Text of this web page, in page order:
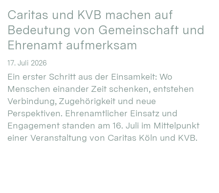
Caritas und KVB machen auf
Bedeutung von Gemeinschaft und
Ehrenamt aufmerksam
17. Juli 2026
Ein erster Schritt aus der Einsamkeit: Wo
Menschen einander Zeit schenken, entstehen
Verbindung, Zugehörigkeit und neue
Perspektiven. Ehrenamtlicher Einsatz und
Engagement standen am 16. Juli im Mittelpunkt
einer Veranstaltung von Caritas Köln und KVB.